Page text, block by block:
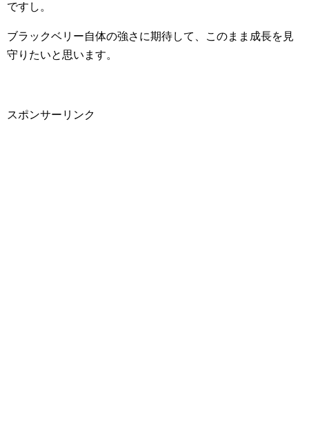
ですし。
ブラックベリー自体の強さに期待して、このまま成長を見
守りたいと思います。
スポンサーリンク